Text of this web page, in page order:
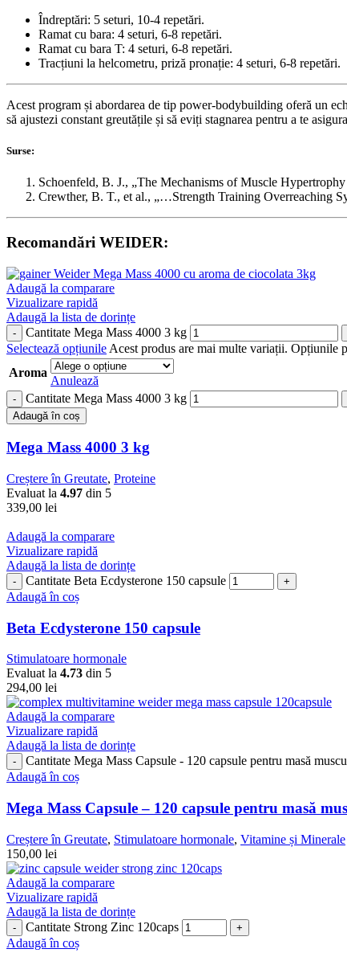
Îndreptări: 5 seturi, 10-4 repetări.
Ramat cu bara: 4 seturi, 6-8 repetări.
Ramat cu bara T: 4 seturi, 6-8 repetări.
Tracțiuni la helcometru, priză pronație: 4 seturi, 6-8 repetări.
Acest program și abordarea de tip power-bodybuilding oferă un
să ajustezi constant greutățile și să eviți stagnarea pentru a te
Surse:
Schoenfeld, B. J., „The Mechanisms of Muscle
Crewther, B. T., et al., „…Strength Training Overreaching
Recomandări WEIDER:
Adaugă la comparare
Vizualizare rapidă
Adaugă la lista de dorințe
Cantitate Mega Mass 4000 3 kg
Selectează opțiunile Acest produs are mai multe variații. Opțiunile
Aroma
Anulează
Cantitate Mega Mass 4000 3 kg
Adaugă în coș
Mega Mass 4000 3 kg
Creștere în Greutate, Proteine
Evaluat la 4.97 din 5
339,00 lei
Adaugă la comparare
Vizualizare rapidă
Adaugă la lista de dorințe
Cantitate Beta Ecdysterone 150 capsule
Adaugă în coș
Beta Ecdysterone 150 capsule
Stimulatoare hormonale
Evaluat la 4.73 din 5
294,00 lei
Adaugă la comparare
Vizualizare rapidă
Adaugă la lista de dorințe
Cantitate Mega Mass Capsule - 120 capsule pentru masă
Adaugă în coș
Mega Mass Capsule – 120 capsule pentru masă
Creștere în Greutate, Stimulatoare hormonale, Vitamine și Minerale
150,00 lei
Adaugă la comparare
Vizualizare rapidă
Adaugă la lista de dorințe
Cantitate Strong Zinc 120caps
Adaugă în coș